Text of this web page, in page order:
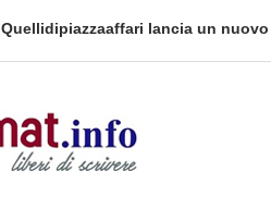
Tag Heuer lancia una variante